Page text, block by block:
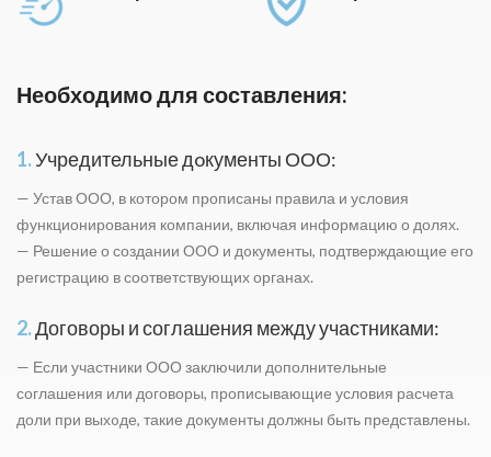
Необходимо для составления:
1.Учредительные дoкументы ООО:
— Устав ООО, в котором прописаны правила и условия
функционирования компании, включая информацию о долях.
— Решение о создании ООО и дoкументы, подтверждающие его
регистрацию в соответствующих органах.
2.Договоры и соглашения между участниками:
— Если участники ООО заключили дополнительные
соглашения или договоры, прописывающие условия расчета
доли при выхoде, такие дoкументы должны быть представлены.